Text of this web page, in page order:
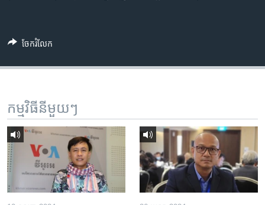
ចែករំលែក
កម្មវិធី​នីមួយៗ